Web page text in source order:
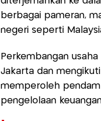
berbagai pameran,
negeri seperti
Perkembangan
Jakarta dan
memperoleh
pengelolaan